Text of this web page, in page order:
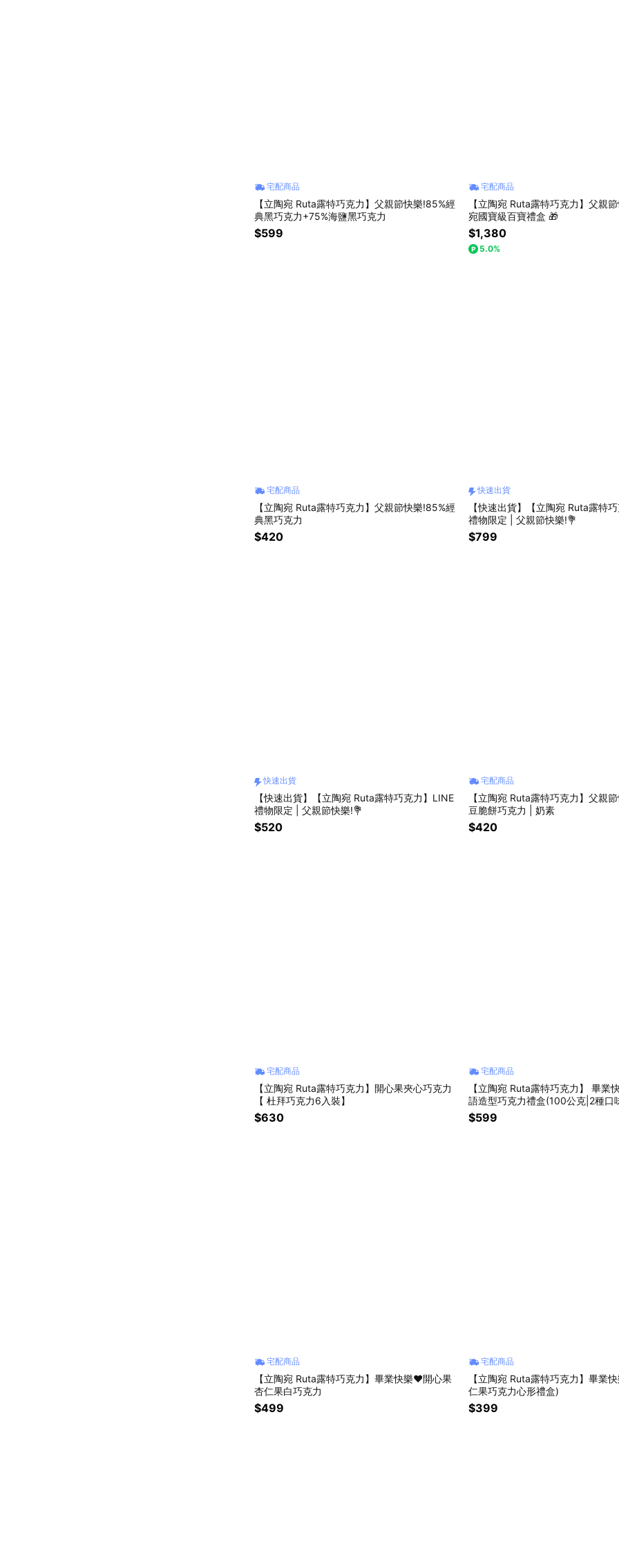
宅配商品
【立陶宛 Ruta露特巧克力】父親節快樂!85%經
典黑巧克力+75%海鹽黑巧克力
$599
宅配商品
【立陶宛 Ruta露特巧克力】父親
宛國寶級百寶禮盒 🎁
$1,380
5.0%
宅配商品
【立陶宛 Ruta露特巧克力】父親節快樂!85%經
典黑巧克力
$420
快速出貨
【快速出貨】【立陶宛 Ruta露特
禮物限定 | 父親節快樂!💐
$799
快速出貨
【快速出貨】【立陶宛 Ruta露特巧克力】LINE
禮物限定 | 父親節快樂!💐
$520
宅配商品
【立陶宛 Ruta露特巧克力】父親
豆脆餅巧克力 | 奶素
$420
宅配商品
【立陶宛 Ruta露特巧克力】開心果夾心巧克力
【 杜拜巧克力6入裝】
$630
宅配商品
【立陶宛 Ruta露特巧克力】 畢業
語造型巧克力禮盒(100公克|2種口
$599
宅配商品
【立陶宛 Ruta露特巧克力】畢業快樂❤️開心果
杏仁果白巧克力
$499
宅配商品
【立陶宛 Ruta露特巧克力】畢業
仁果巧克力心形禮盒)
$399